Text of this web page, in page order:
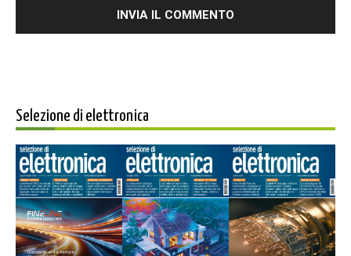
Selezione di elettronica